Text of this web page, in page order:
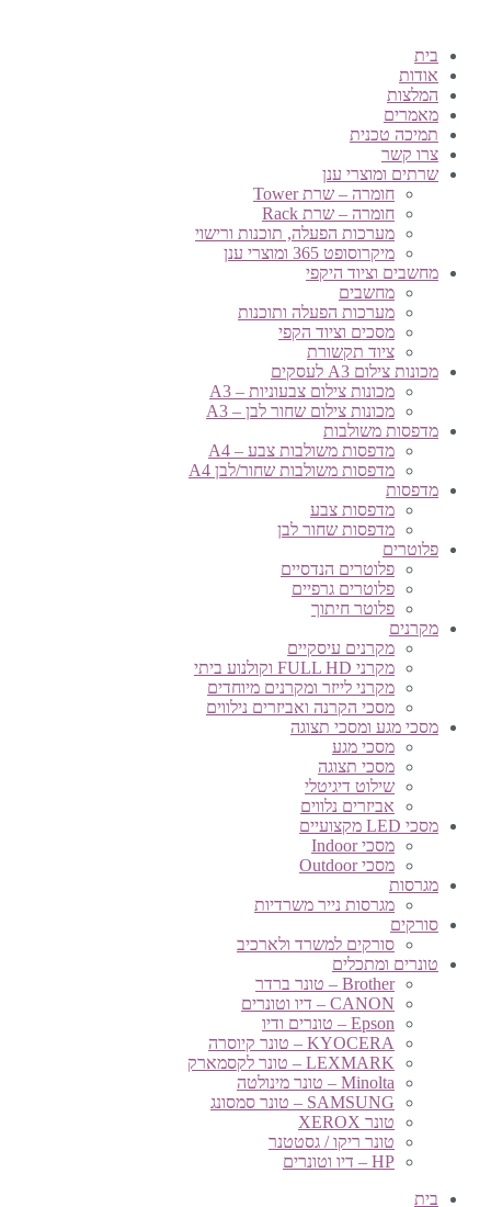
בית
אודות
המלצות
מאמרים
תמיכה טכנית
צרו קשר
שרתים ומוצרי ענן
חומרה – שרת Tower
חומרה – שרת Rack
מערכות הפעלה, תוכנות ורישוי
מיקרוסופט 365 ומוצרי ענן
מחשבים וציוד היקפי
מחשבים
מערכות הפעלה ותוכנות
מסכים וציוד הקפי
ציוד תקשורת
מכונות צילום A3 לעסקים
מכונות צילום צבעוניות – A3
מכונות צילום שחור לבן – A3
מדפסות משולבות
מדפסות משולבות צבע – A4
מדפסות משולבות שחור/לבן A4
מדפסות
מדפסות צבע
מדפסות שחור לבן
פלוטרים
פלוטרים הנדסיים
פלוטרים גרפיים
פלוטר חיתוך
מקרנים
מקרנים עיסקיים
מקרני FULL HD וקולנוע ביתי
מקרני לייזר ומקרנים מיוחדים
מסכי הקרנה ואביזרים נילווים
מסכי מגע ומסכי תצוגה
מסכי מגע
מסכי תצוגה
שילוט דיגיטלי
אביזרים נלווים
מסכי LED מקצועיים
מסכי Indoor
מסכי Outdoor
מגרסות
מגרסות נייר משרדיות
סורקים
סורקים למשרד ולארכיב
טונרים ומתכלים
Brother – טונר ברדר
CANON – דיו וטונרים
Epson – טונרים ודיו
KYOCERA – טונר קיוסרה
LEXMARK – טונר לקסמארק
Minolta – טונר מינולטה
SAMSUNG – טונר סמסונג
טונר XEROX
טונר ריקו / גסטטנר
HP – דיו וטונרים
בית